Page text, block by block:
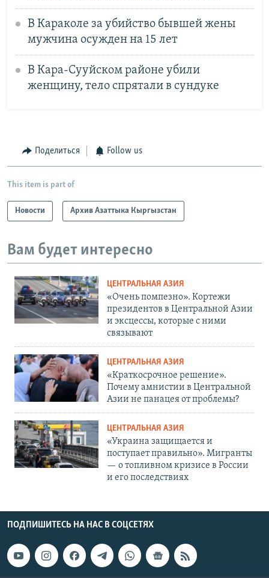
В Караколе за убийство бывшей жены
мужчина осужден на 15 лет
В Кара-Сууйском районе убили
женщину, тело спрятали в сундуке
Поделиться Follow us
This item is part of
Новости Архив Азаттыка Кыргызстан
Вам будет интересно
ЦЕНТРАЛЬНАЯ АЗИЯ
«Очень помпезно». Кортежи
президентов в Центральной Азии
и эксцессы, которые с ними
связывают
ЦЕНТРАЛЬНАЯ АЗИЯ
«Краткосрочное решение».
Почему амнистии в Центральной
Азии не панацея от проблемы?
ЦЕНТРАЛЬНАЯ АЗИЯ
«Украина защищается и
поступает правильно». Мигранты
— о топливном кризисе в России
и его последствиях
ПОДПИШИТЕСЬ НА НАС В СОЦСЕТЯХ